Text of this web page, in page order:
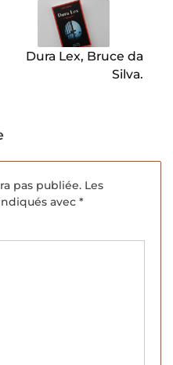
Dura Lex, Bruce da
Silva.
pas publiée. Les
avec *